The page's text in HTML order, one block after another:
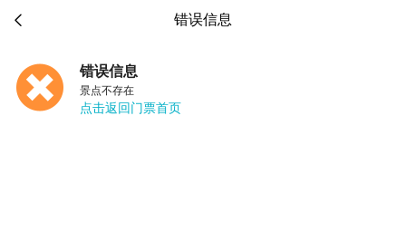
 错误信息
错误信息
景点不存在
点击返回门票首页